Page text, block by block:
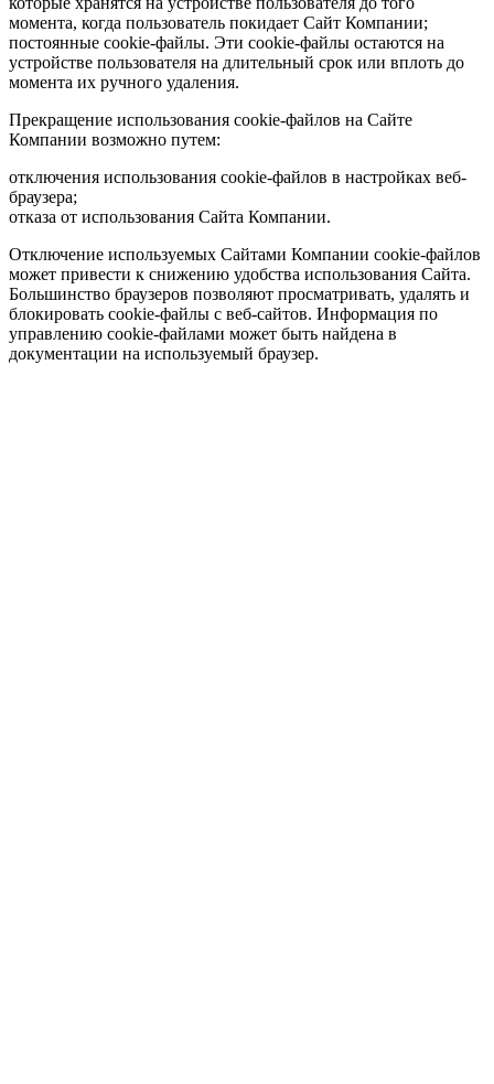
момента, когда пользователь покидает Сайт Компании;
постоянные cookie-файлы. Эти cookie-файлы остаются на
устройстве пользователя на длительный срок или вплоть до
момента их ручного удаления.
Прекращение использования cookie-файлов на Сайте
Компании возможно путем:
отключения использования cookie-файлов в настройках веб-
браузера;
отказа от использования Сайта Компании.
Отключение используемых Сайтами Компании cookie-файлов
может привести к снижению удобства использования Сайта.
Большинство браузеров позволяют просматривать, удалять и
блокировать cookie-файлы c веб-сайтов. Информация по
управлению cookie-файлами может быть найдена в
документации на используемый браузер.